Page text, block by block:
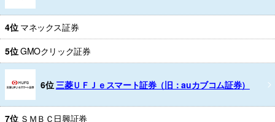
4位 マネックス証券
5位GMOクリック証券
6位 三菱ＵＦＪｅスマート証券（旧：auカブコム証券）
7位 ＳＭＢＣ日興証券